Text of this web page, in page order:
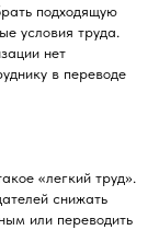
подходящую
условия труда.
нет
в переводе
«легкий труд».
снижать
или переводить